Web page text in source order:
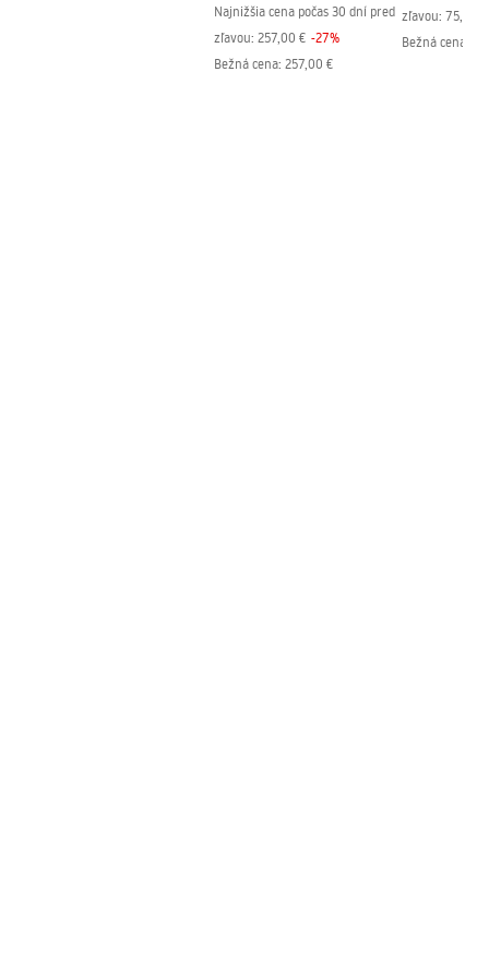
Áno
Áno
Najnižšia cena počas 30 dní pred
zľavou: 257,00 € -27%
Bežná cena: 257,00 €
zľavou: 75,00 €
Bežná cena